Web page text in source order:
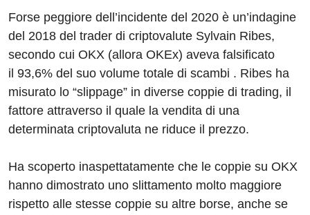
Forse peggiore dell’incidente del 2020 è un’indagine
del 2018 del trader di criptovalute Sylvain Ribes,
secondo cui OKX (allora OKEx) aveva falsificato
il 93,6% del suo volume totale di scambi . Ribes ha
misurato lo “slippage” in diverse coppie di trading, il
fattore attraverso il quale la vendita di una
determinata criptovaluta ne riduce il prezzo.
Ha scoperto inaspettatamente che le coppie su OKX
hanno dimostrato uno slittamento molto maggiore
rispetto alle stesse coppie su altre borse, anche se